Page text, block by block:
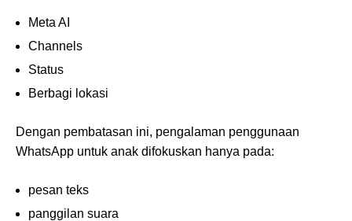
Meta AI
Channels
Status
Berbagi lokasi
Dengan pembatasan ini, pengalaman penggunaan
WhatsApp untuk anak difokuskan hanya pada:
pesan teks
panggilan suara